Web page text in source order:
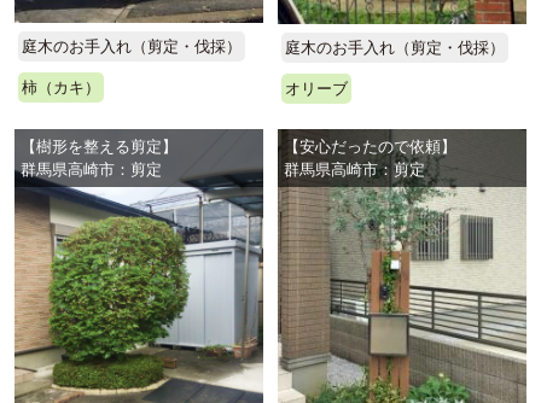
庭木のお手入れ（剪定・伐採）
柿（カキ）
庭木のお手入れ（剪定・伐採）
オリーブ
【樹形を整える剪定】
群馬県高崎市：剪定
【安心だったので依頼】
群馬県高崎市：剪定